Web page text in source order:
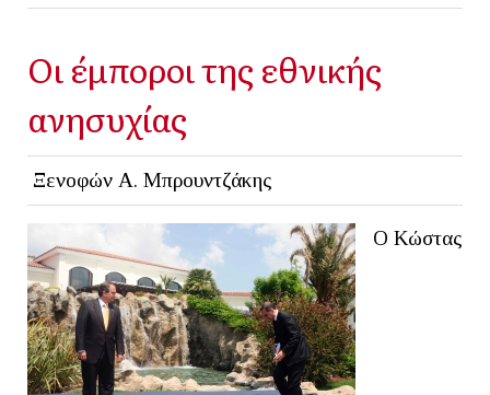
Οι έμποροι της εθνικής
ανησυχίας
Ξενοφών Α. Μπρουντζάκης
Ο Κώστας